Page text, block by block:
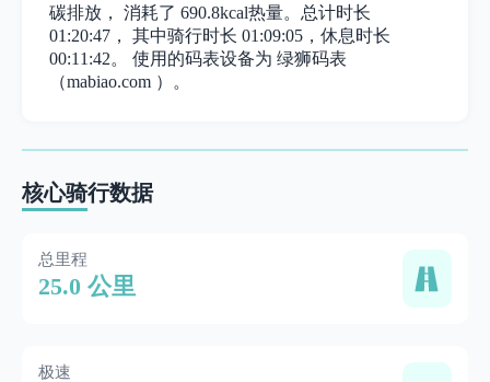
碳排放， 消耗了 690.8kcal热量。总计时长
01:20:47， 其中骑行时长 01:09:05，休息时长
00:11:42。 使用的码表设备为 绿狮码表
（mabiao.com ）。
核心骑行数据
总里程
25.0 公里
极速